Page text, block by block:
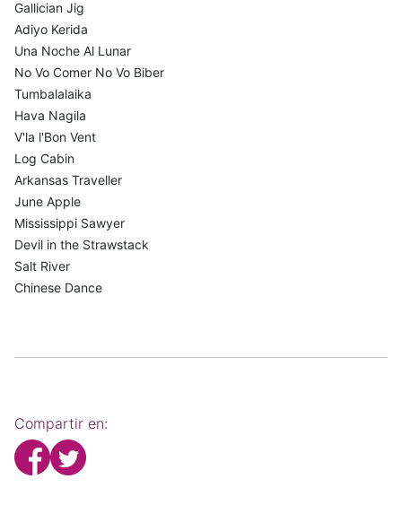
Gallician Jig
Adiyo Kerida
Una Noche Al Lunar
No Vo Comer No Vo Biber
Tumbalalaika
Hava Nagila
V'la l'Bon Vent
Log Cabin
Arkansas Traveller
June Apple
Mississippi Sawyer
Devil in the Strawstack
Salt River
Chinese Dance
Compartir en: